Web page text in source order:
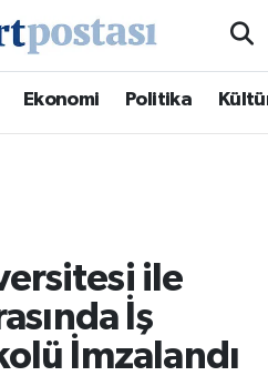
Ekonomi Politika
ile
İş
İmzalandı
ve Fikstür